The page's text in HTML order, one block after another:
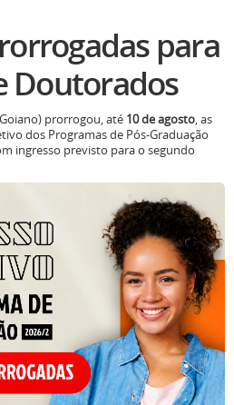
para
Doutorados
prorrogou, até 10 de agosto, as
dos Programas de Pós-Graduação
ingresso previsto para o segundo